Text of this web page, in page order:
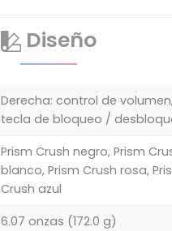
Diseño
Derecha: control de
tecla de bloqueo /
Prism Crush negro, Prism
blanco, Prism Crush rosa,
Crush azul
6.07 onzas (172.0 g)